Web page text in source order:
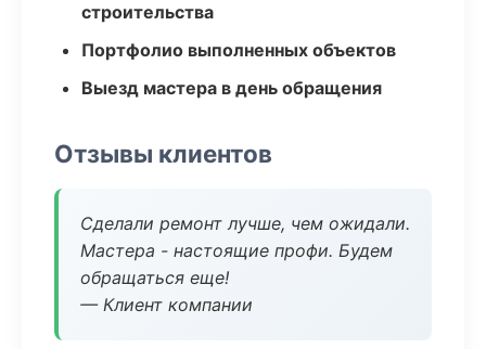
строительства
Портфолио выполненных объектов
Выезд мастера в день обращения
Отзывы клиентов
Сделали ремонт лучше, чем ожидали.
Мастера - настоящие профи. Будем
обращаться еще!
— Клиент компании